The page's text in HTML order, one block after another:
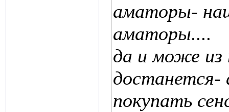
аматоры-
аматоры....
да и може из
достанется-
покупать